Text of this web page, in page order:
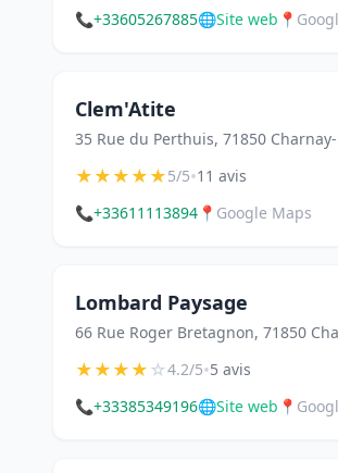
📞+33605267885🌐Site web 📍
Clem'Atite
35 Rue du Perthuis, 71850
★★★★★5/5•11 avis
📞+33611113894 📍 Google Maps
Lombard Paysage
66 Rue Roger Bretagnon, 71850
★★★★☆4.2/5•5 avis
📞+33385349196🌐Site web 📍